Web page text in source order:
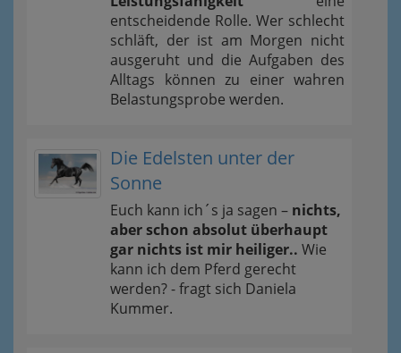
entscheidende Rolle. Wer schlecht
schläft, der ist am Morgen nicht
ausgeruht und die Aufgaben des
Alltags können zu einer wahren
Belastungsprobe werden.
Die Edelsten unter der
Sonne
Euch kann ich´s ja sagen – nichts,
aber schon absolut überhaupt
gar nichts ist mir heiliger.. Wie
kann ich dem Pferd gerecht
werden? - fragt sich Daniela
Kummer.